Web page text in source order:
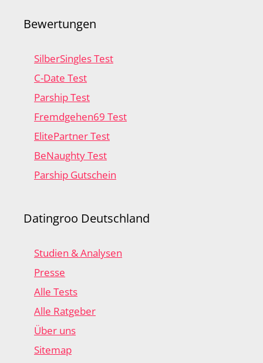
Bewertungen
SilberSingles Test
C-Date Test
Parship Test
Fremdgehen69 Test
ElitePartner Test
BeNaughty Test
Parship Gutschein
Datingroo Deutschland
Studien & Analysen
Presse
Alle Tests
Alle Ratgeber
Über uns
Sitemap